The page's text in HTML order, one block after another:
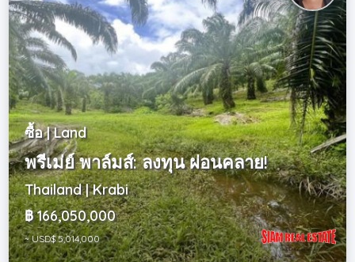
ซื้อ | Land
พรีเม่ย์ พาล์มส์: ลงทุน ผ่อนคลาย!
Thailand | Krabi
฿ 166,050,000
~ USD$ 5,014,000